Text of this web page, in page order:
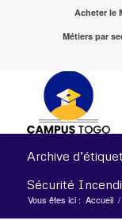
Acheter le
Métiers par
Archive
Sécurité
Vous êtes ici : Accueil /